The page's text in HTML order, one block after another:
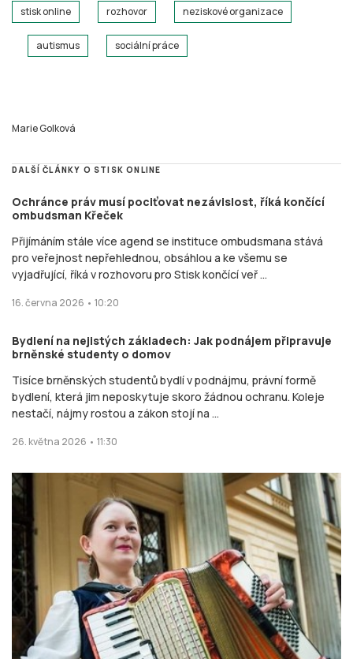
stisk online rozhovor neziskové organizace
autismus sociální práce
Marie Golková
DALŠÍ ČLÁNKY O STISK ONLINE
Ochránce práv musí pociťovat nezávislost, říká končící
ombudsman Křeček
Přijímáním stále více agend se instituce ombudsmana stává
pro veřejnost nepřehlednou, obsáhlou a ke všemu se
vyjadřující, říká v rozhovoru pro Stisk končící veř ...
16. června 2026 • 10:20
Bydlení na nejistých základech: Jak podnájem připravuje
brněnské studenty o domov
Tisíce brněnských studentů bydlí v podnájmu, právní formě
bydlení, která jim neposkytuje skoro žádnou ochranu. Koleje
nestačí, nájmy rostou a zákon stojí na ...
26. května 2026 • 11:30